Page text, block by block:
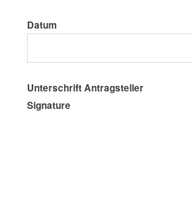
Datum
Unterschrift Antragsteller
Signature